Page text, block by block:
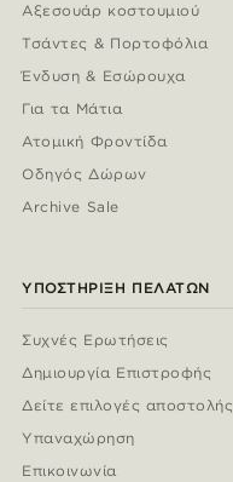
Αξεσουάρ κοστουμιού
Τσάντες & Πορτοφόλια
Ένδυση & Εσώρουχα
Για τα Μάτια
Ατομική Φροντίδα
Οδηγός Δώρων
Archive Sale
ΥΠΟΣΤΉΡΙΞΗ ΠΕΛΑΤΏΝ
Συχνές Ερωτήσεις
Δημιουργία Επιστροφής
Δείτε επιλογές αποστολής
Υπαναχώρηση
Επικοινωνία